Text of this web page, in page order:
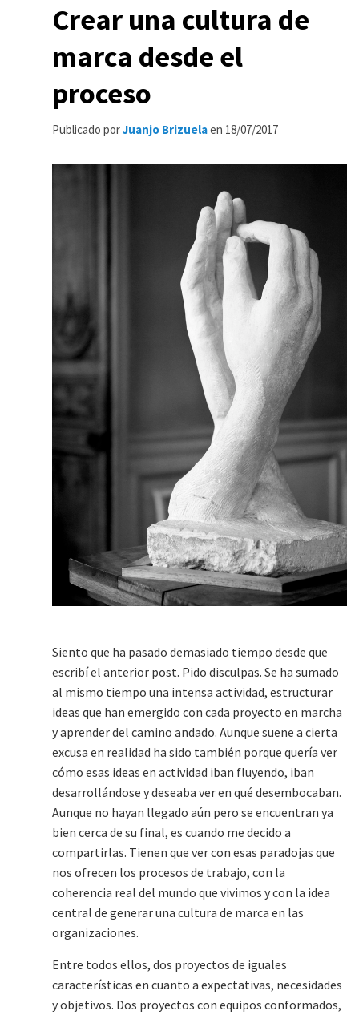
Crear una cultura de
marca desde el
proceso
Publicado porJuanjo Brizuelaen 18/07/2017
Siento que ha pasado demasiado tiempo desde que
escribí el anterior post. Pido disculpas. Se ha sumado
al mismo tiempo una intensa actividad, estructurar
ideas que han emergido con cada proyecto en marcha
y aprender del camino andado. Aunque suene a cierta
excusa en realidad ha sido también porque quería ver
cómo esas ideas en actividad iban fluyendo, iban
desarrollándose y deseaba ver en qué desembocaban.
Aunque no hayan llegado aún pero se encuentran ya
bien cerca de su final, es cuando me decido a
compartirlas. Tienen que ver con esas paradojas que
nos ofrecen los procesos de trabajo, con la
coherencia real del mundo que vivimos y con la idea
central de generar una cultura de marca en las
organizaciones.
Entre todos ellos, dos proyectos de iguales
características en cuanto a expectativas, necesidades
y objetivos. Dos proyectos con equipos conformados,